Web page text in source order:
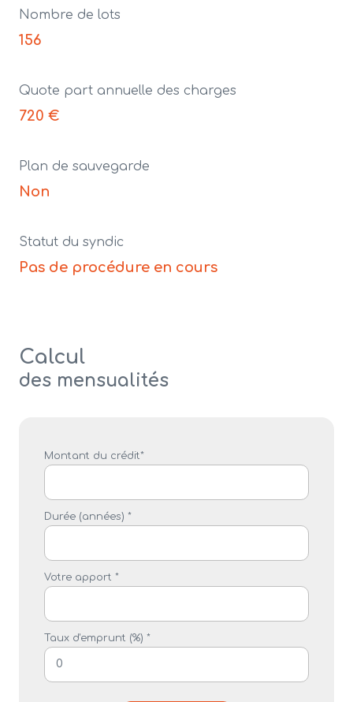
Nombre de lots
156
Quote part annuelle des charges
720 €
Plan de sauvegarde
Non
Statut du syndic
Pas de procédure en cours
Calcul
des mensualités
Montant du crédit*
Durée (années) *
Votre apport *
Taux d'emprunt (%) *